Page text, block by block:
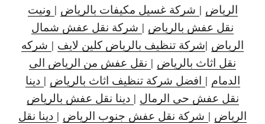
الرياض | شركة غسيل مكيفات بالرياض | ونيت
نقل عفش بالرياض | شركة نقل عفش شمال
الرياض |شركة تنظيف بالرياض كلين لايف | شركه
نقل اثاث بالرياض | نقل عفش من الرياض الى
الدمام | افضل شركة تنظيف اثاث بالرياض | دينا
نقل عفش حي الرمال | دينا نقل عفش بالرياض
الرياض | شركة نقل عفش جنوب الرياض | دينا نقل